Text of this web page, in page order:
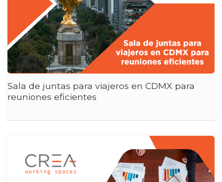
Sala de juntas para viajeros en CDMX para
reuniones eficientes